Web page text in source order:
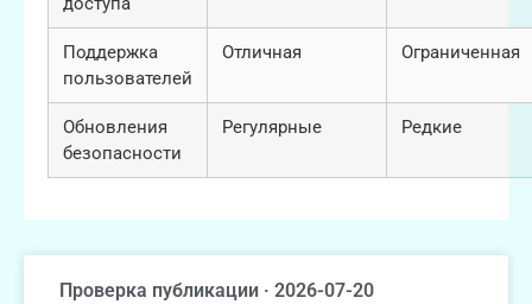
Поддержка
пользователей
Отличная Ограниченная
Обновления
безопасности
Регулярные Редкие
Проверка публикации · 2026-07-20